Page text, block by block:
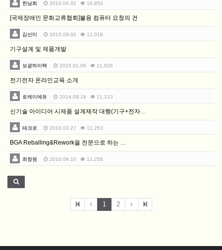
한남희 2010.04.02 10,854
[국제장애인 문화교류협회]불용 컴퓨터 요청의 건
김선미 2015.09.02 11,018
기구설계 및 제품개발
보광하이텍 2015.01.06 11,026
전기전자 온라인교육 소개
로케이에듀 2014.09.18 11,113
신기술 아이디어 시제품 설계제작 대행(기구+전자+목업+…
테크로 2010.03.27 11,253
BGA Reballing&Rework을 전문으로 하는 …
최창원 2010.09.10 11,256
1 2